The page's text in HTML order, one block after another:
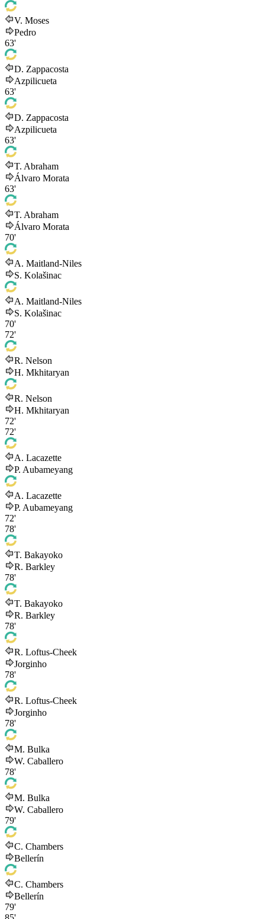
V. Moses
Pedro
63'
D. Zappacosta
Azpilicueta
63'
D. Zappacosta
Azpilicueta
63'
T. Abraham
Álvaro Morata
63'
T. Abraham
Álvaro Morata
70'
A. Maitland-Niles
S. Kolašinac
A. Maitland-Niles
S. Kolašinac
70'
72'
R. Nelson
H. Mkhitaryan
R. Nelson
H. Mkhitaryan
72'
72'
A. Lacazette
P. Aubameyang
A. Lacazette
P. Aubameyang
72'
78'
T. Bakayoko
R. Barkley
78'
T. Bakayoko
R. Barkley
78'
R. Loftus-Cheek
Jorginho
78'
R. Loftus-Cheek
Jorginho
78'
M. Bulka
W. Caballero
78'
M. Bulka
W. Caballero
79'
C. Chambers
Bellerín
C. Chambers
Bellerín
79'